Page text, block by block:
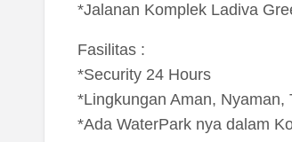
*Jalanan Komplek Ladiva
Fasilitas :
*Security 24 Hours
*Lingkungan Aman, Nyaman,
*Ada WaterPark nya dalam